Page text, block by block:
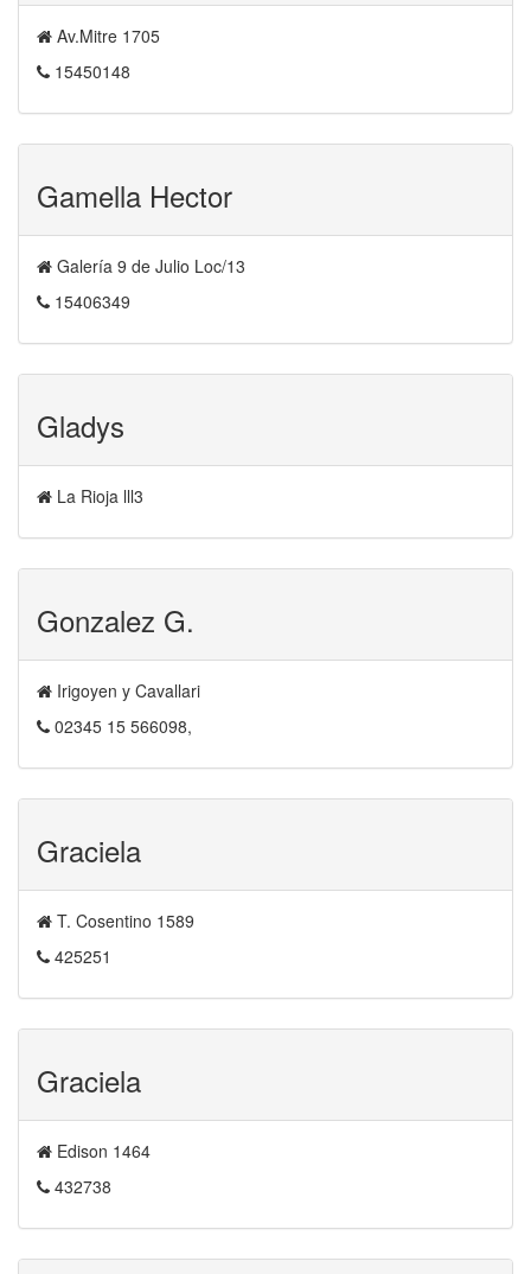
Av.Mitre 1705
15450148
Gamella Hector
Galería 9 de Julio Loc/13
15406349
Gladys
La Rioja lll3
Gonzalez G.
Irigoyen y Cavallari
02345 15 566098,
Graciela
T. Cosentino 1589
425251
Graciela
Edison 1464
432738